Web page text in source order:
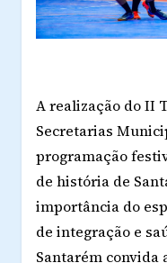
A realização do II
Secretarias
programação
de história de
importância do
de integração e
Santarém convida